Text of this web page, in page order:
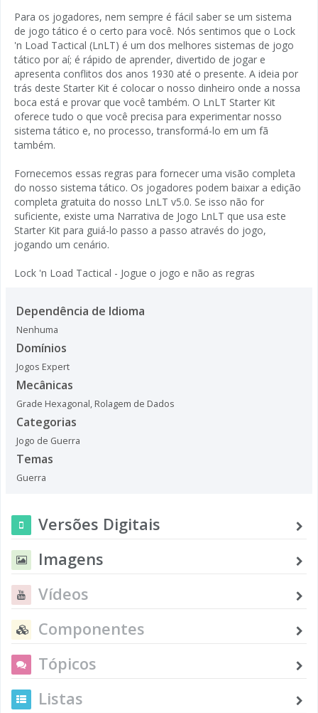
Para os jogadores, nem sempre é fácil saber se um sistema
de jogo tático é o certo para você. Nós sentimos que o Lock
'n Load Tactical (LnLT) é um dos melhores sistemas de jogo
tático por aí; é rápido de aprender, divertido de jogar e
apresenta conflitos dos anos 1930 até o presente. A ideia por
trás deste Starter Kit é colocar o nosso dinheiro onde a nossa
boca está e provar que você também. O LnLT Starter Kit
oferece tudo o que você precisa para experimentar nosso
sistema tático e, no processo, transformá-lo em um fã
também.
Fornecemos essas regras para fornecer uma visão completa
do nosso sistema tático. Os jogadores podem baixar a edição
completa gratuita do nosso LnLT v5.0. Se isso não for
suficiente, existe uma Narrativa de Jogo LnLT que usa este
Starter Kit para guiá-lo passo a passo através do jogo,
jogando um cenário.
Lock 'n Load Tactical - Jogue o jogo e não as regras
Dependência de Idioma
Nenhuma
Domínios
Jogos Expert
Mecânicas
Grade Hexagonal, Rolagem de Dados
Categorias
Jogo de Guerra
Temas
Guerra
Versões Digitais
Imagens
Vídeos
Componentes
Tópicos
Listas